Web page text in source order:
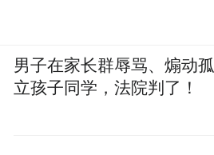
男子在家长群辱骂、煽动孤
立孩子同学，法院判了！